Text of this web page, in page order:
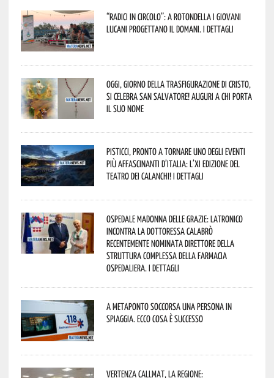
“Radici in Circolo”: a Rotondella i giovani
lucani progettano il domani. I dettagli
Oggi, giorno della Trasfigurazione di Cristo,
si celebra San Salvatore! Auguri a chi porta
il suo nome
Pisticci, pronto a tornare uno degli eventi
più affascinanti d’Italia: l’XI edizione del
Teatro dei Calanchi! I dettagli
Ospedale Madonna delle Grazie: Latronico
incontra la dottoressa Calabrò
recentemente nominata Direttore della
Struttura Complessa della Farmacia
Ospedaliera. I dettagli
A Metaponto soccorsa una persona in
spiaggia. Ecco cosa è successo
Vertenza CallMat, la Regione: